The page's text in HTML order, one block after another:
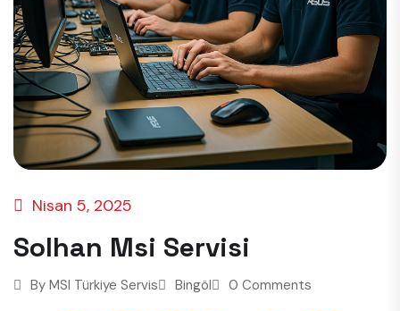
Nisan 5, 2025
Solhan Msi Servisi
By MSI Türkiye Servis Bingöl 0 Comments